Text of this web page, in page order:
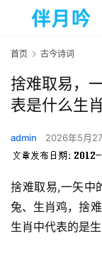
首页 古今诗词
捨难取易，
表是什么生
admin 2026年5月
捨难取易,一矢中
兔、生肖鸡，捨
生肖中代表的是